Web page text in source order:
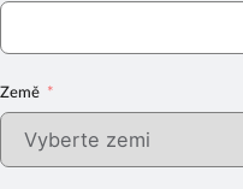
Země